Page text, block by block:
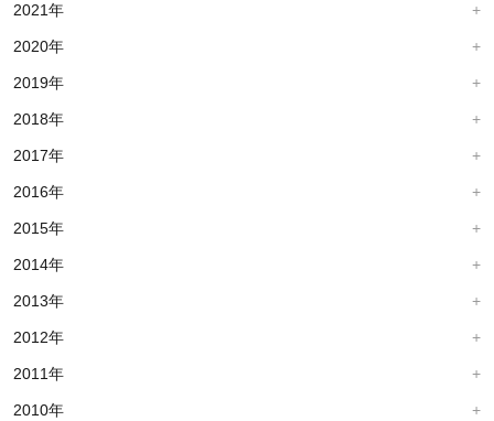
2021年
2020年
2019年
2018年
2017年
2016年
2015年
2014年
2013年
2012年
2011年
2010年